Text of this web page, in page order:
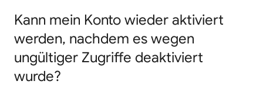
Kann mein Konto wieder aktiviert
werden, nachdem es wegen
ungültiger Zugriffe deaktiviert
wurde?